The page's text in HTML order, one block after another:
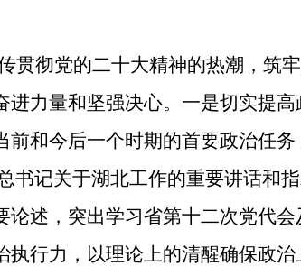
贯彻党的二十大精神的热潮，筑
力量和坚强决心。一是切实提
和今后一个时期的首要政治任
书记关于湖北工作的重要讲话和
述，突出学习省第十二次党代
行力，以理论上的清醒确保政